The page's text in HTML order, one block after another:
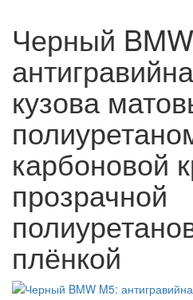
Черный
кузова
карбоновой
прозрачной
плёнкой